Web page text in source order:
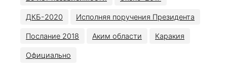
ДКБ-2020 Исполняя поручения Президента
Послание 2018 Аким области Каракия
Официально